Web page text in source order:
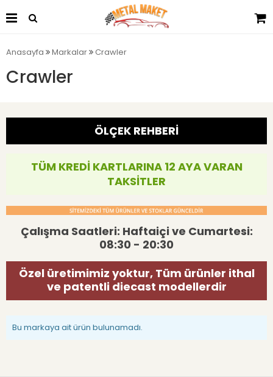
Anasayfa Markalar Crawler
Crawler
ÖLÇEK REHBERİ
TÜM KREDİ KARTLARINA 12 AYA VARAN
TAKSİTLER
Çalışma Saatleri: Haftaiçi ve Cumartesi:
08:30 - 20:30
Özel üretimimiz yoktur, Tüm ürünler ithal
ve patentli diecast modellerdir
Bu markaya ait ürün bulunamadı.